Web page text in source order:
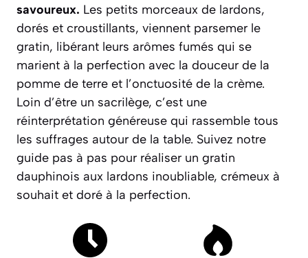
savoureux. Les petits morceaux de lardons,
dorés et croustillants, viennent parsemer le
gratin, libérant leurs arômes fumés qui se
marient à la perfection avec la douceur de la
pomme de terre et l’onctuosité de la crème.
Loin d’être un sacrilège, c’est une
réinterprétation généreuse qui rassemble tous
les suffrages autour de la table. Suivez notre
guide pas à pas pour réaliser un gratin
dauphinois aux lardons inoubliable, crémeux à
souhait et doré à la perfection.